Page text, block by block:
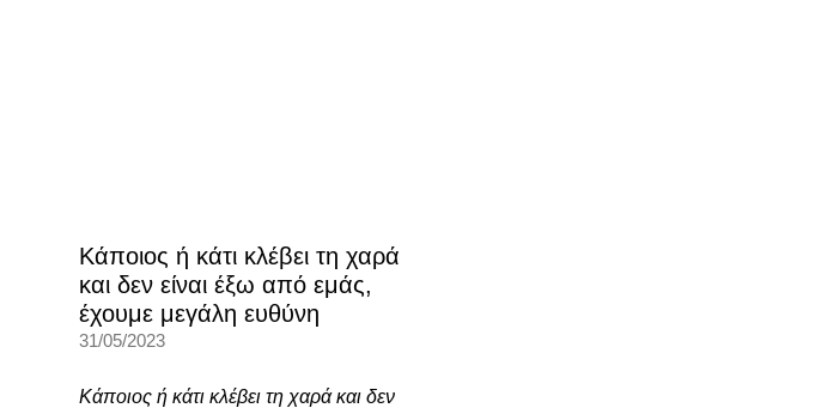
Κάποιος ή κάτι κλέβει τη χαρά
και δεν είναι έξω από εμάς,
έχουμε μεγάλη ευθύνη
31/05/2023
Κάποιος ή κάτι κλέβει τη χαρά και δεν